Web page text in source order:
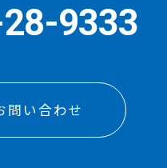
9333
問い合わせ